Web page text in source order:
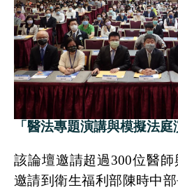
「醫法專題演講與模擬法庭
該論壇邀請超過300位醫師
邀請到衛生福利部陳時中